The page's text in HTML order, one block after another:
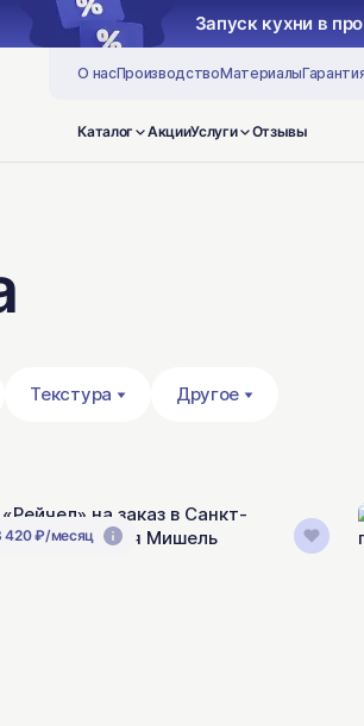
30%
О насПроизводствоМатериалы
Каталог АкцииУслуги Отзывы
Текстура Другое
420 ₽/месяц